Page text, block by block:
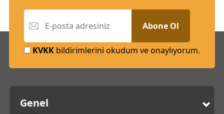
Abone Ol
KVKK bildirimlerini okudum ve onaylıyorum.
Genel